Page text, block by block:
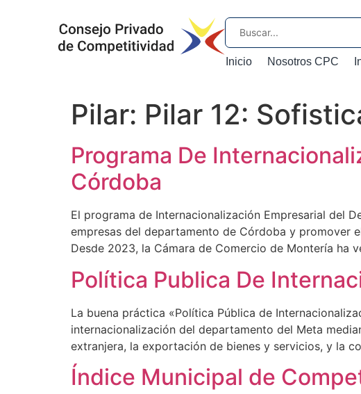
Inicio Nosotros CPC
Pilar: Pilar 12:
Programa De
Córdoba
El programa de Internacionalización Empresarial del
empresas del departamento de Córdoba y promover
Desde 2023, la Cámara de Comercio de Montería ha
Política Publica De
La buena práctica «Política Pública de
internacionalización del departamento del Meta
extranjera, la exportación de bienes y servicios, y la
Índice Municipal de